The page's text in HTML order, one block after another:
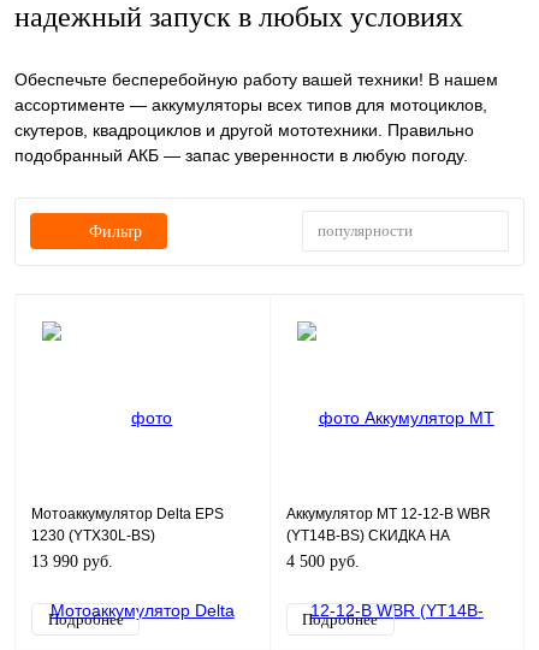
надежный запуск в любых условиях
Обеспечьте бесперебойную работу вашей техники! В нашем
ассортименте — аккумуляторы всех типов для мотоциклов,
скутеров, квадроциклов и другой мототехники. Правильно
подобранный АКБ — запас уверенности в любую погоду.
Фильтр популярности
Мотоаккумулятор Delta EPS
1230 (YTX30L-BS)
13 990 руб.
Подробнее
Аккумулятор МТ 12-12-B WBR
(YT14B-BS) СКИДКА НА
САЙТЕ!!!
4 500 руб.
Подробнее